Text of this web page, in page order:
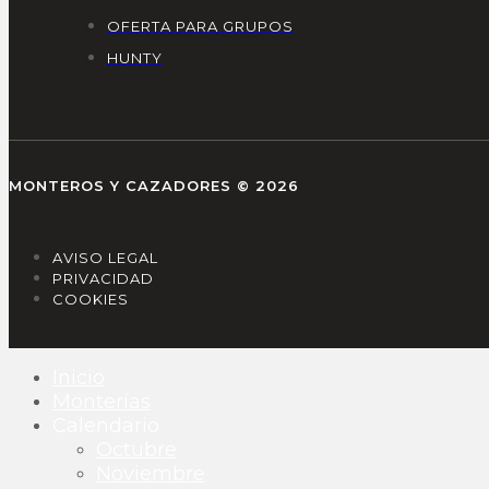
OFERTA PARA GRUPOS
HUNTY
MONTEROS Y CAZADORES © 2026
AVISO LEGAL
PRIVACIDAD
COOKIES